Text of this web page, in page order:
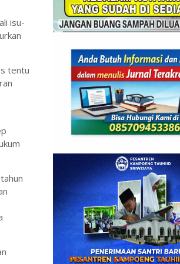
isu-
tentu